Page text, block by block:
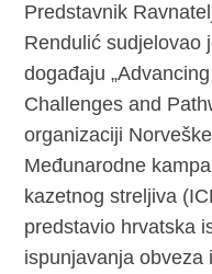
Predstavnik
Rendulić sudjelovao
događaju
Challenges and
organizaciji
Međunarodne
kazetnog streljiva
predstavio hrvatska
ispunjavanja obveza